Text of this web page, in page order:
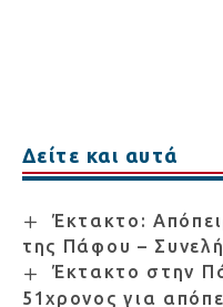
Δείτε και αυτά
Έκτακτο:
της Πάφου –
Έκτακτο στην
51χρονος για